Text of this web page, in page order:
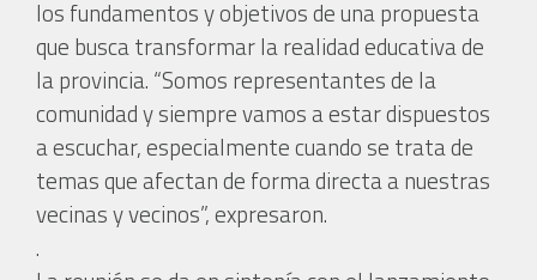
los fundamentos y objetivos de una propuesta
que busca transformar la realidad educativa de
la provincia. “Somos representantes de la
comunidad y siempre vamos a estar dispuestos
a escuchar, especialmente cuando se trata de
temas que afectan de forma directa a nuestras
vecinas y vecinos”, expresaron.
.